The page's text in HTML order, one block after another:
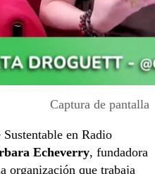
Captura de pantalla
en Radio
Echeverry, fundadora
organización que trabaja